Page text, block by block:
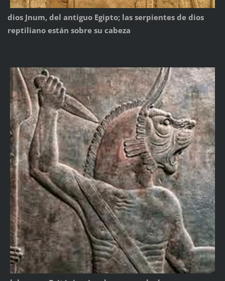
dios Jnum, del antiguo Egipto; las serpientes de dios
reptiliano están sobre su cabeza